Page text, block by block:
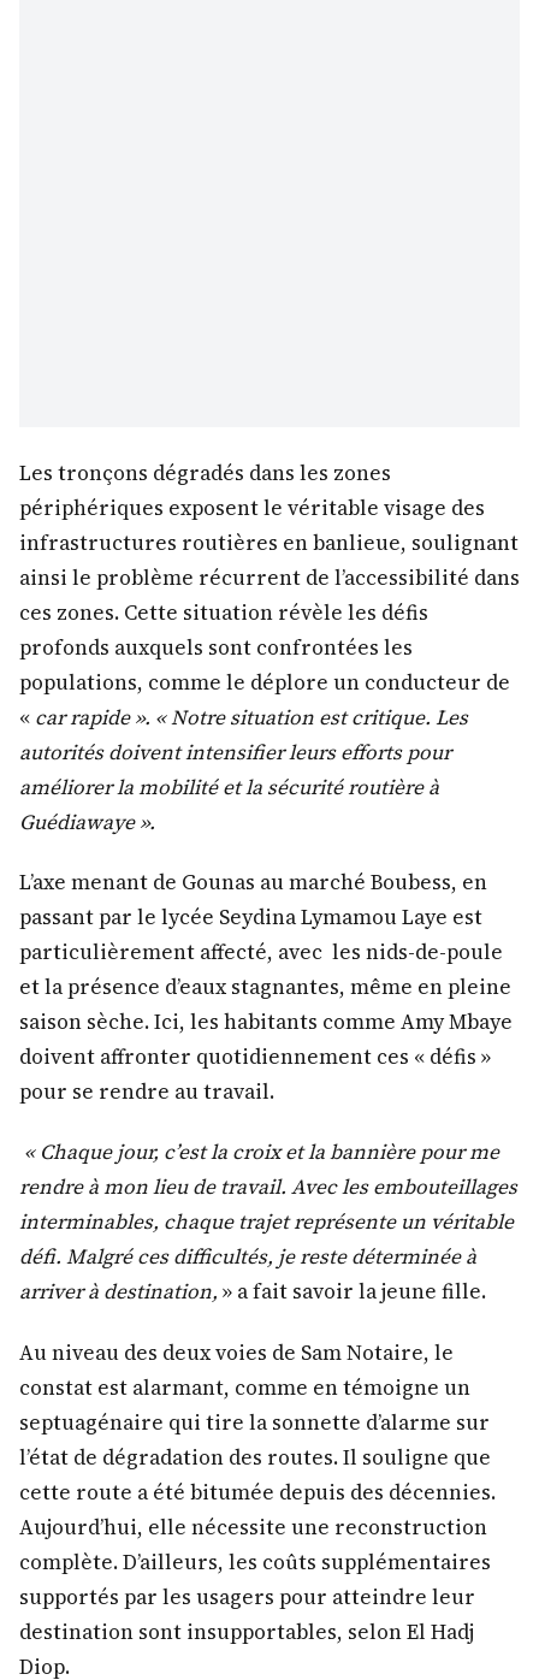
Les tronçons dégradés dans les zones
périphériques exposent le véritable visage des
infrastructures routières en banlieue, soulignant
ainsi le problème récurrent de l’accessibilité dans
ces zones. Cette situation révèle les défis
profonds auxquels sont confrontées les
populations, comme le déplore un conducteur de
« car rapide ». « Notre situation est critique. Les
autorités doivent intensifier leurs efforts pour
améliorer la mobilité et la sécurité routière à
Guédiawaye ».
L’axe menant de Gounas au marché Boubess, en
passant par le lycée Seydina Lymamou Laye est
particulièrement affecté, avec les nids-de-poule
et la présence d’eaux stagnantes, même en pleine
saison sèche. Ici, les habitants comme Amy Mbaye
doivent affronter quotidiennement ces « défis »
pour se rendre au travail.
« Chaque jour, c’est la croix et la bannière pour me
rendre à mon lieu de travail. Avec les embouteillages
interminables, chaque trajet représente un véritable
défi. Malgré ces difficultés, je reste déterminée à
arriver à destination, » a fait savoir la jeune fille.
Au niveau des deux voies de Sam Notaire, le
constat est alarmant, comme en témoigne un
septuagénaire qui tire la sonnette d’alarme sur
l’état de dégradation des routes. Il souligne que
cette route a été bitumée depuis des décennies.
Aujourd’hui, elle nécessite une reconstruction
complète. D’ailleurs, les coûts supplémentaires
supportés par les usagers pour atteindre leur
destination sont insupportables, selon El Hadj
Diop.